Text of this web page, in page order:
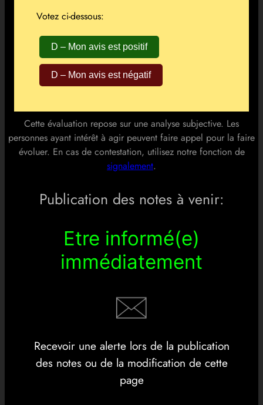
Votez ci-dessous:
D – Mon avis est positif
D – Mon avis est négatif
Cette évaluation repose sur une analyse subjective. Les
personnes ayant intérêt à agir peuvent faire appel pour la faire
évoluer. En cas de contestation, utilisez notre fonction de
signalement.
Publication des notes à venir:
Etre informé(e)
immédiatement
Recevoir une alerte lors de la publication
des notes ou de la modification de cette
page